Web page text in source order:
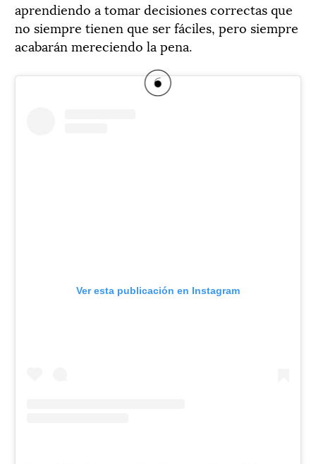
aprendiendo a tomar decisiones correctas que
no siempre tienen que ser fáciles, pero siempre
acabarán mereciendo la pena.
Ver esta publicación en Instagram